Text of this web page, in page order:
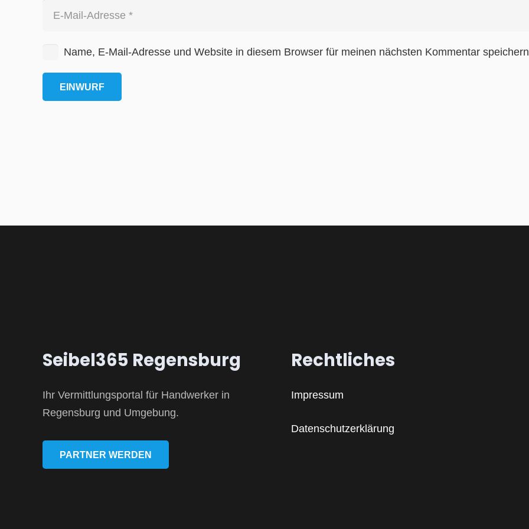
Name, E-Mail-Adresse und Website in diesem Browser für meinen nächsten Kommentar
EINWURF
Seibel365 Regensburg
Ihr Vermittlungsportal für Handwerker in
Regensburg und Umgebung.
PARTNER WERDEN
Rechtliches
Impressum
Datenschutzerklärung